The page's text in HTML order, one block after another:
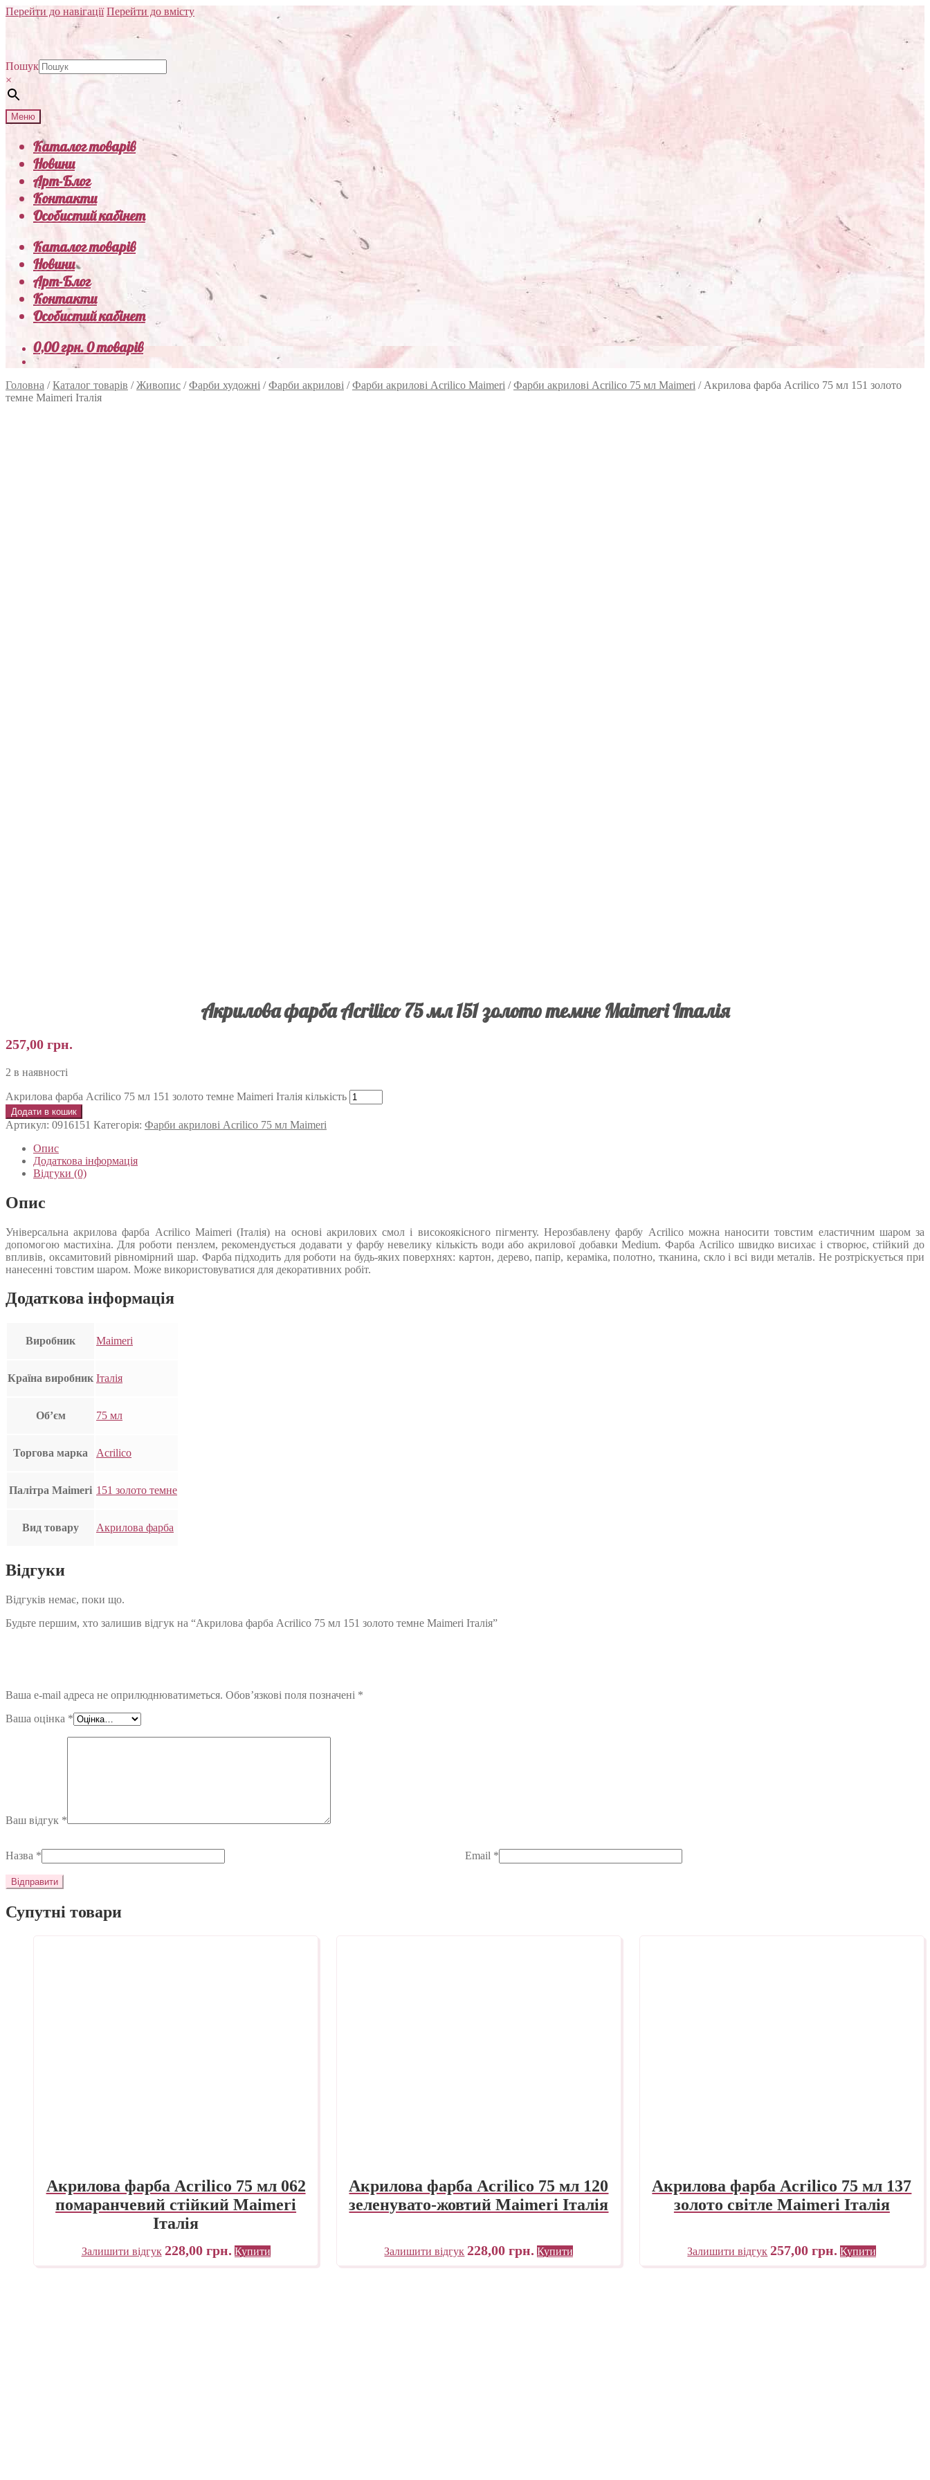
Перейти до навігації Перейти до вмісту
Пошук
×
Меню
Каталог товарів
Новини
Арт-Блог
Контакти
Особистий кабінет
Каталог товарів
Новини
Арт-Блог
Контакти
Особистий кабінет
0,00грн.0 товарів
Головна /Каталог товарів /Живопис /Фарби художні /Фарби акрилові /Фарби акрилові Acrilico Maimeri /Фарби акрилові Acrilico 75 мл Maimeri / Акрилова фарба Acrilico 75 мл 151 золото
темне Maimeri Італія
Акрилова фарба Acrilico 75 мл 151 золото темне Maimeri Італія
257,00 грн.
2 в наявності
Акрилова фарба Acrilico 75 мл 151 золото темне Maimeri Італія кількість
Додати в кошик
Артикул: 0916151 Категорія: Фарби акрилові Acrilico 75 мл Maimeri
Опис
Додаткова інформація
Відгуки (0)
Опис
Універсальна акрилова фарба Acrilico Maimeri (Італія) на основі акрилових смол і високоякісного пігменту. Нерозбавлену фарбу Acrilico можна наносити товстим еластичним шаром за
допомогою мастихіна. Для роботи пензлем, рекомендується додавати у фарбу невелику кількість води або акрилової добавки Medium. Фарба Acrilico швидко висихає і створює, стійкий до
впливів, оксамитовий рівномірний шар. Фарба підходить для роботи на будь-яких поверхнях: картон, дерево, папір, кераміка, полотно, тканина, скло і всі види металів. Не розтріскується при
нанесенні товстим шаром. Може використовуватися для декоративних робіт.
Додаткова інформація
Виробник Maimeri
Країна виробник Італія
Об’єм 75 мл
Торгова марка Acrilico
Палітра Maimeri 151 золото темне
Вид товару Акрилова фарба
Відгуки
Відгуків немає, поки що.
Будьте першим, хто залишив відгук на “Акрилова фарба Acrilico 75 мл 151 золото темне Maimeri Італія”
Ваша e-mail адреса не оприлюднюватиметься. Обов’язкові поля позначені *
Ваша оцінка *
Ваш відгук *
Назва * Email *
Супутні товари
Акрилова фарба Acrilico 75 мл 062
помаранчевий стійкий Maimeri
Італія
Залишити відгук 228,00 грн. Купити
Акрилова фарба Acrilico 75 мл 120
зеленувато-жовтий Maimeri Італія
Залишити відгук 228,00грн. Купити
Акрилова фарба Acrilico 75 мл 137
золото світле Maimeri Італія
Залишити відгук 257,00грн. Купити